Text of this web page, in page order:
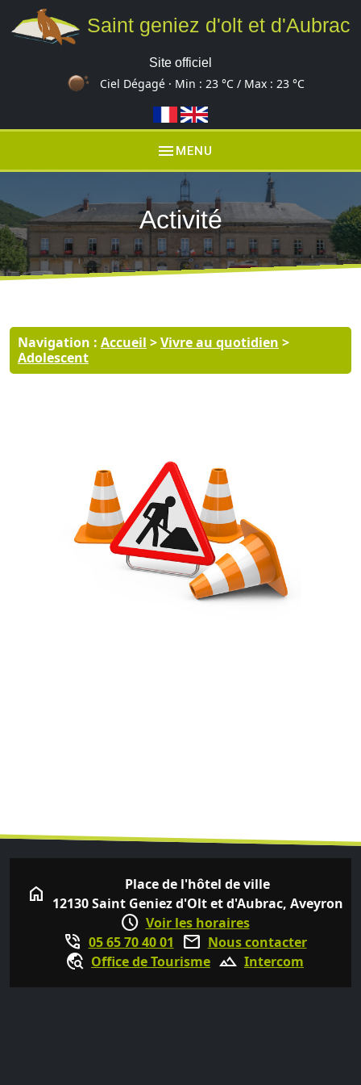
Saint geniez d'olt et d'Aubrac
Site officiel
Ciel Dégagé · Min : 23 °C / Max : 23 °C
menu MENU
Activité
Navigation : Accueil >Vivre au quotidien >
Adolescent
home
Place de l'hôtel de ville
12130 Saint Geniez d'Olt et d'Aubrac, Aveyron
schedule Voir les horaires
phone_in_talk 05 65 70 40 01 mail Nous contacter
travel_explore Office de Tourisme terrain Intercom